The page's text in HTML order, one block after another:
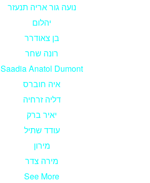
נועה גור אריה תנעזר
יהלום
בן צאודרר
רונה שחר
Saadia Anatol Dumont
איה חוברס
דליה זרחיה
יאיר ברק
עודד שתיל
מירון
מירה צדר
See More